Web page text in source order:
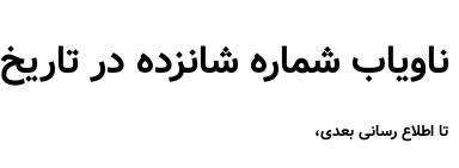
ناویاب شماره شانزده در تاریخ ۹۶/۱/۹
تا اطلاع رسانی بعدی،